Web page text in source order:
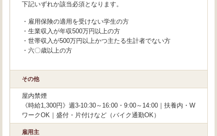
下記いずれか該当必須となります。
・雇用保険の適用を受けない学生の方
・生業収入が年収500万円以上の方
・世帯収入が500万円以上かつ主たる生計者でない方
・六〇歳以上の方
その他
屋内禁煙
《時給1,300円》週3-10:30～16:00・9:00～14:00｜扶養内・W
ワークOK｜盛付・片付けなど（バイク通勤OK）
雇用主